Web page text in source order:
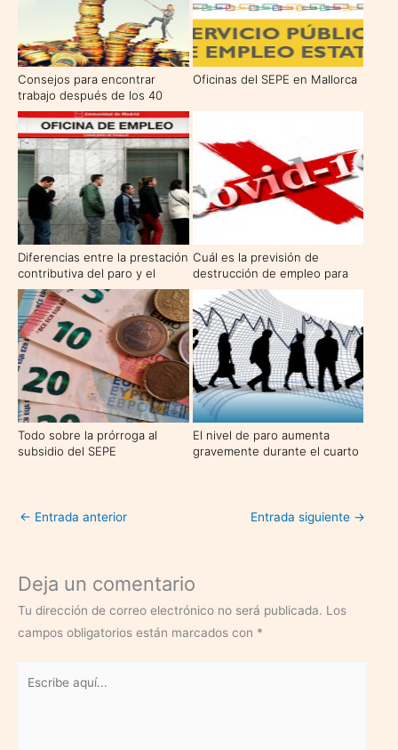
Consejos para encontrar
trabajo después de los 40
Oficinas del SEPE en Mallorca
Diferencias entre la prestación
contributiva del paro y el
subsidio por desempleo
Cuál es la previsión de
destrucción de empleo para
los próximos meses
Todo sobre la prórroga al
subsidio del SEPE
El nivel de paro aumenta
gravemente durante el cuarto
← Entrada anterior Entrada siguiente →
Deja un comentario
Tu dirección de correo electrónico no será publicada. Los
campos obligatorios están marcados con *